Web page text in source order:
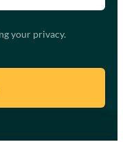
your privacy.